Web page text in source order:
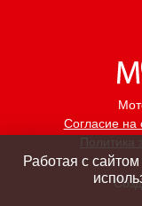
Согласие на
Политика
Работая с